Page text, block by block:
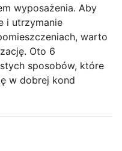
wyposażenia. Aby
i utrzymanie
warto
Oto 6
sposobów, które
w dobrej kond